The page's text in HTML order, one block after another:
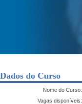
Dados do Curso
Nome do Curso:
Vagas disponíveis: